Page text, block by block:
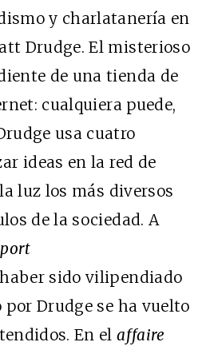
y charlatanería en
Drudge. El misterioso
de una tienda de
cualquiera puede,
usa cuatro
ideas en la red de
luz los más diversos
de la sociedad. A
haber sido vilipendiado
Drudge se ha vuelto
En elaffaire